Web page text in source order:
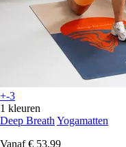
+-3
1 kleuren
Deep Breath Yogamatten
Vanaf € 53,99